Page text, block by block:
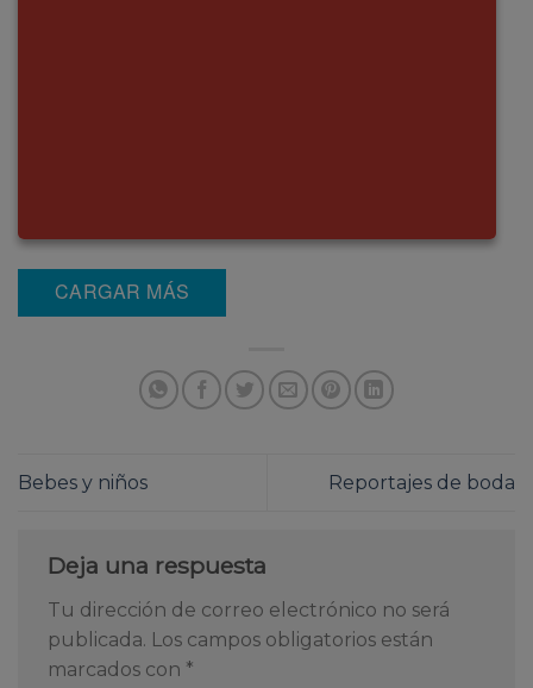
CARGAR MÁS
Bebes y niños Reportajes de boda
Deja una respuesta
Tu dirección de correo electrónico no será
publicada. Los campos obligatorios están
marcados con *